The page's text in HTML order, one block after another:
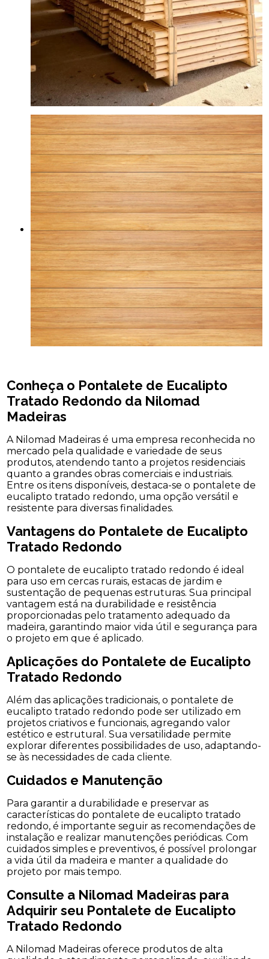
Conheça o Pontalete de Eucalipto
Tratado Redondo da Nilomad
Madeiras
A Nilomad Madeiras é uma empresa reconhecida no
mercado pela qualidade e variedade de seus
produtos, atendendo tanto a projetos residenciais
quanto a grandes obras comerciais e industriais.
Entre os itens disponíveis, destaca-se o pontalete de
eucalipto tratado redondo, uma opção versátil e
resistente para diversas finalidades.
Vantagens do Pontalete de Eucalipto
Tratado Redondo
O pontalete de eucalipto tratado redondo é ideal
para uso em cercas rurais, estacas de jardim e
sustentação de pequenas estruturas. Sua principal
vantagem está na durabilidade e resistência
proporcionadas pelo tratamento adequado da
madeira, garantindo maior vida útil e segurança para
o projeto em que é aplicado.
Aplicações do Pontalete de Eucalipto
Tratado Redondo
Além das aplicações tradicionais, o pontalete de
eucalipto tratado redondo pode ser utilizado em
projetos criativos e funcionais, agregando valor
estético e estrutural. Sua versatilidade permite
explorar diferentes possibilidades de uso, adaptando-
se às necessidades de cada cliente.
Cuidados e Manutenção
Para garantir a durabilidade e preservar as
características do pontalete de eucalipto tratado
redondo, é importante seguir as recomendações de
instalação e realizar manutenções periódicas. Com
cuidados simples e preventivos, é possível prolongar
a vida útil da madeira e manter a qualidade do
projeto por mais tempo.
Consulte a Nilomad Madeiras para
Adquirir seu Pontalete de Eucalipto
Tratado Redondo
A Nilomad Madeiras oferece produtos de alta